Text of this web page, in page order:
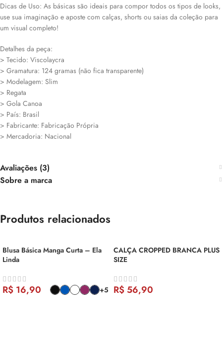
Dicas de Uso: As básicas são ideais para compor todos os tipos de looks,
use sua imaginação e aposte com calças, shorts ou saias da coleção para
um visual completo!
Detalhes da peça:
> Tecido: Viscolaycra
> Gramatura: 124 gramas (não fica transparente)
> Modelagem: Slim
> Regata
> Gola Canoa
> País: Brasil
> Fabricante: Fabricação Própria
> Mercadoria: Nacional
Avaliações (3)
Sobre a marca
Produtos relacionados
Blusa Básica Manga Curta – Ela
Linda
R$ 16,90 +5
CALÇA CROPPED BRANCA PLUS
SIZE
R$ 56,90